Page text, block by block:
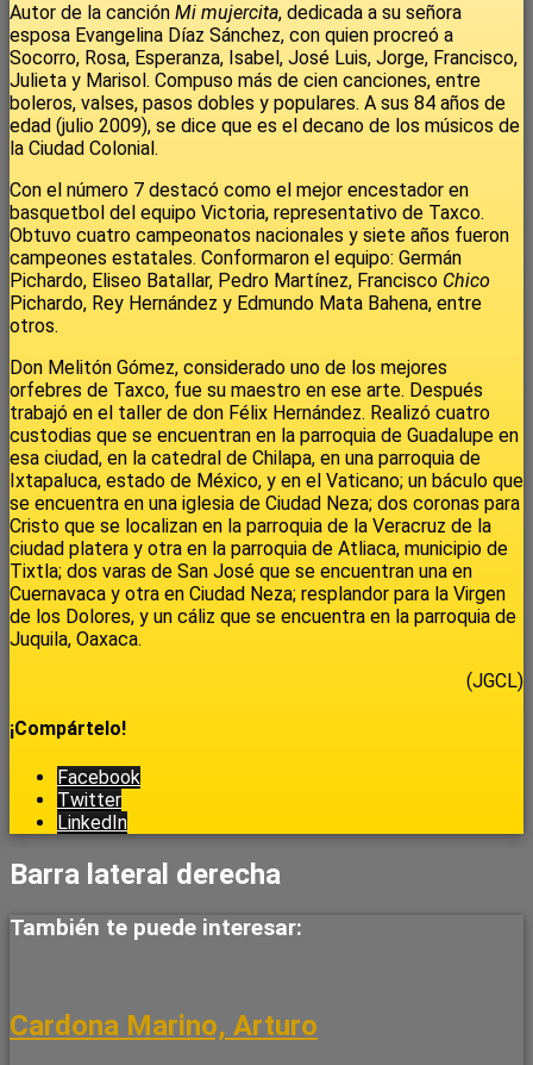
Autor de la canción Mi mujercita, dedicada a su señora
esposa Evangelina Díaz Sánchez, con quien procreó a
Socorro, Rosa, Esperanza, Isabel, José Luis, Jorge, Francisco,
Julieta y Marisol. Compuso más de cien canciones, entre
boleros, valses, pasos dobles y populares. A sus 84 años de
edad (julio 2009), se dice que es el decano de los músicos de
la Ciudad Colonial.
Con el número 7 destacó como el mejor encestador en
basquetbol del equipo Victoria, representativo de Taxco.
Obtuvo cuatro campeonatos nacionales y siete años fueron
campeones estatales. Conformaron el equipo: Germán
Pichardo, Eliseo Batallar, Pedro Martínez, Francisco Chico
Pichardo, Rey Hernández y Edmundo Mata Bahena, entre
otros.
Don Melitón Gómez, considerado uno de los mejores
orfebres de Taxco, fue su maestro en ese arte. Después
trabajó en el taller de don Félix Hernández. Realizó cuatro
custodias que se encuentran en la parroquia de Guadalupe en
esa ciudad, en la catedral de Chilapa, en una parroquia de
Ixtapaluca, estado de México, y en el Vaticano; un báculo que
se encuentra en una iglesia de Ciudad Neza; dos coronas para
Cristo que se localizan en la parroquia de la Veracruz de la
ciudad platera y otra en la parroquia de Atliaca, municipio de
Tixtla; dos varas de San José que se encuentran una en
Cuernavaca y otra en Ciudad Neza; resplandor para la Virgen
de los Dolores, y un cáliz que se encuentra en la parroquia de
Juquila, Oaxaca.
(JGCL)
¡Compártelo!
Facebook
Twitter
LinkedIn
Barra lateral derecha
También te puede interesar:
Cardona Marino, Arturo